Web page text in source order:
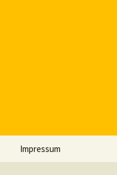
Impressum